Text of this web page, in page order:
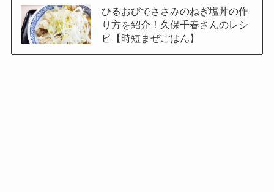
ひるおびでささみのねぎ塩丼の作
り方を紹介！久保千春さんのレシ
ピ【時短まぜごはん】